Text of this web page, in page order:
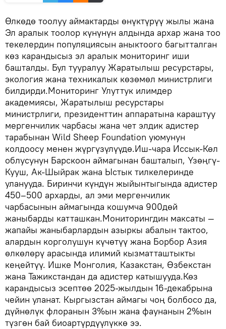
Өлкөдө тоолуу аймактарды өнүктүрүү жылы жана
Эл аралык тоолор күнүнүн алдында архар жана тоо
текелердин популяциясын аныктоого багытталган
көз карандысыз эл аралык мониторинг иши
башталды. Бул тууралуу Жаратылыш ресурстары,
экология жана техникалык көзөмөл министрлиги
билдирди.Мониторинг Улуттук илимдер
академиясы, Жаратылыш ресурстары
министрлиги, президенттин аппаратына караштуу
мергенчилик чарбасы жана чет элдик адистер
тарабынан Wild Sheep Foundation уюмунун
колдоосу менен жүргүзүлүүдө.Иш-чара Иссык-Көл
облусунун Барскоон аймагынан башталып, Үзөңгү-
Кууш, Ак-Шыйрак жана Ыстык тилкелеринде
уланууда. Биринчи күндүн жыйынтыгында адистер
450–500 архарды, ал эми мергенчилик
чарбасынын аймагында кошумча 900дөй
жаныбарды катташкан.Мониторингдин максаты —
жапайы жаныбарлардын азыркы абалын тактоо,
алардын корголушун күчөтүү жана Борбор Азия
өлкөлөрү арасында илимий кызматташтыкты
кеңейтүү. Ишке Монголия, Казакстан, Өзбекстан
жана Тажикстандан да адистер катышууда.Көз
карандысыз эсептөө 2025-жылдын 16-декабрына
чейин уланат. Кыргызстан аймагы чоң болбосо да,
дүйнөлүк флоранын 3%ын жана фаунанын 2%ын
түзгөн бай биоартүрдүүлүккө ээ.